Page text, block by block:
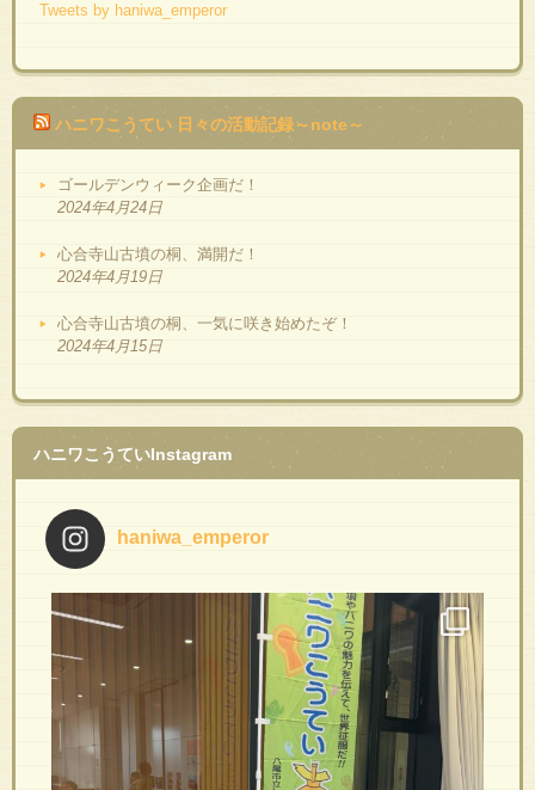
Tweets by haniwa_emperor
ハニワこうてい 日々の活動記録～note～
ゴールデンウィーク企画だ！
2024年4月24日
心合寺山古墳の桐、満開だ！
2024年4月19日
心合寺山古墳の桐、一気に咲き始めたぞ！
2024年4月15日
ハニワこうていInstagram
haniwa_emperor